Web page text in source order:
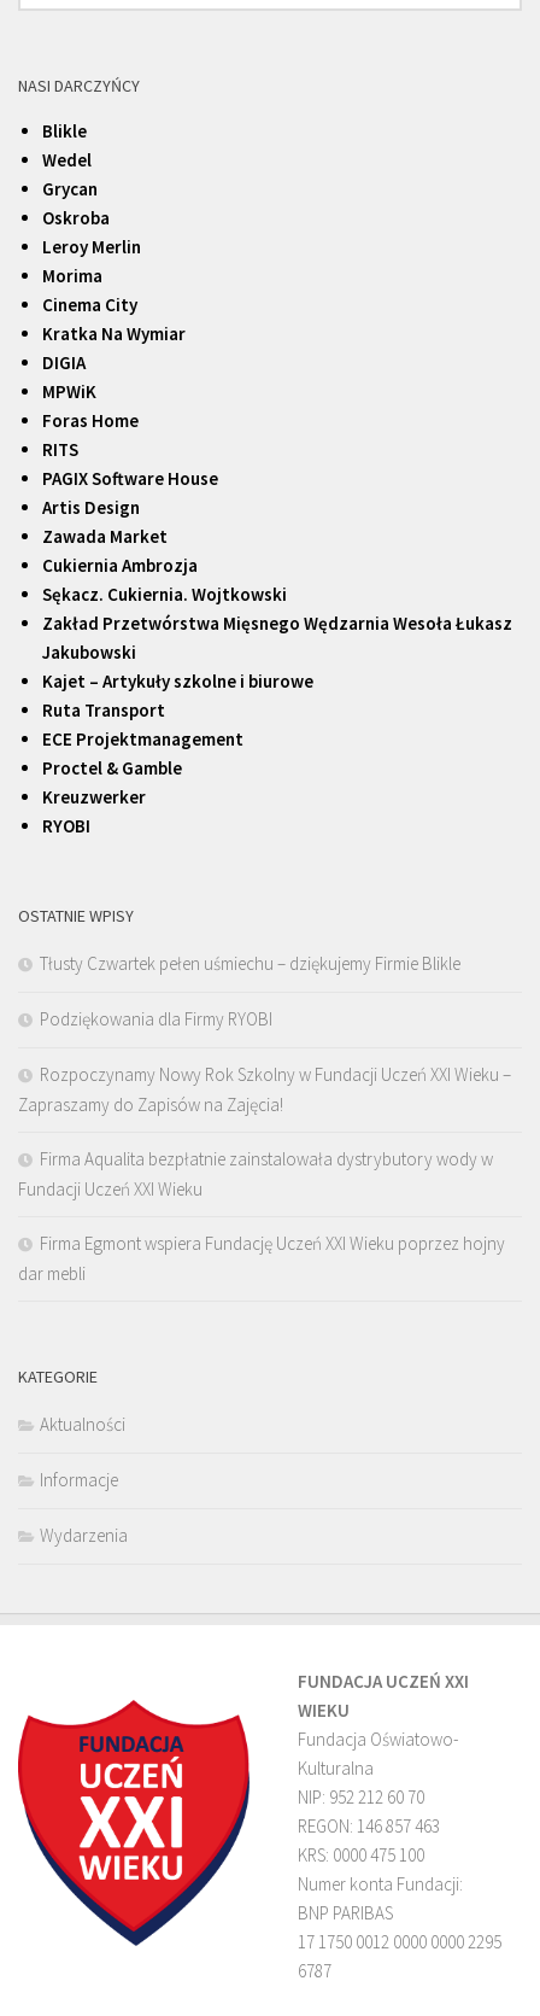
NASI DARCZYŃCY
Blikle
Wedel
Grycan
Oskroba
Leroy Merlin
Morima
Cinema City
Kratka Na Wymiar
DIGIA
MPWiK
Foras Home
RITS
PAGIX Software House
Artis Design
Zawada Market
Cukiernia Ambrozja
Sękacz. Cukiernia. Wojtkowski
Zakład Przetwórstwa Mięsnego Wędzarnia Wesoła Łukasz
Jakubowski
Kajet – Artykuły szkolne i biurowe
Ruta Transport
ECE Projektmanagement
Proctel & Gamble
Kreuzwerker
RYOBI
OSTATNIE WPISY
Tłusty Czwartek pełen uśmiechu – dziękujemy Firmie Blikle
Podziękowania dla Firmy RYOBI
Rozpoczynamy Nowy Rok Szkolny w Fundacji Uczeń XXI Wieku –
Zapraszamy do Zapisów na Zajęcia!
Firma Aqualita bezpłatnie zainstalowała dystrybutory wody w
Fundacji Uczeń XXI Wieku
Firma Egmont wspiera Fundację Uczeń XXI Wieku poprzez hojny
dar mebli
KATEGORIE
Aktualności
Informacje
Wydarzenia
FUNDACJA UCZEŃ XXI
WIEKU
Fundacja Oświatowo-
Kulturalna
NIP: 952 212 60 70
REGON: 146 857 463
KRS: 0000 475 100
Numer konta Fundacji:
BNP PARIBAS
17 1750 0012 0000 0000 2295
6787